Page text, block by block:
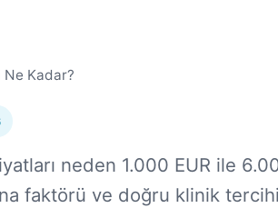
Ne Kadar?
neden 1.000 EUR ile
faktörü ve doğru klinik